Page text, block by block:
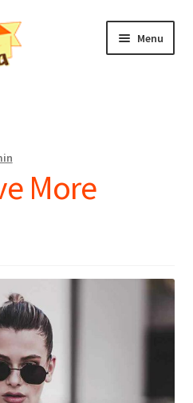
Menu
More